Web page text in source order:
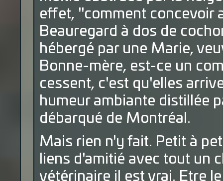
effet, "comment concevoir
Beauregard à dos de
hébergé par une Marie,
Bonne-mère, est-ce un
cessent, c'est qu'elles
humeur ambiante distillée
débarqué de Montréal.
Mais rien n'y fait. Petit à
liens d'amitié avec tout un
vétérinaire il est vrai. Etre